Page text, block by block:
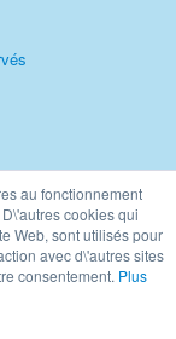
au fonctionnement
cookies qui
Web, sont utilisés pour
avec d\'autres sites
consentement. Plus